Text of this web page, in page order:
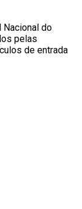
do
pelas
de entrada